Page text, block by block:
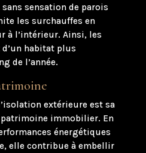
sensation de parois
les surchauffes en
à l’intérieur. Ainsi, les
habitat plus
de l’année.
extérieure est sa
immobilier. En
énergétiques
elle contribue à embellir